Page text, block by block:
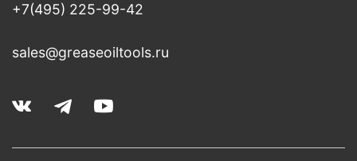
+7(495) 225-99-42
sales@greaseoiltools.ru